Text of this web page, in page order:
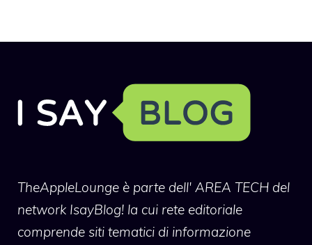
TheAppleLounge è parte dell' AREA TECH del
network IsayBlog! la cui rete editoriale
comprende siti tematici di informazione